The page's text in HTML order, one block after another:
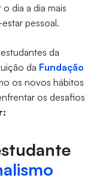
dia a dia mais
pessoal.
da
da Fundação
os novos hábitos
os desafios